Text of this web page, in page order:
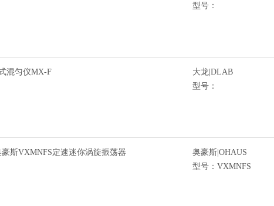
型号：
混匀仪MX-F
大龙|DLAB
型号：
豪斯VXMNFS定速迷你涡旋振荡器
奥豪斯|OHAUS
型号：VXMNFS